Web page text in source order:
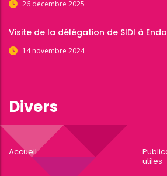
26 décembre 2025
Visite de la délégation de SIDI à Enda
14 novembre 2024
Divers
Accueil
utiles